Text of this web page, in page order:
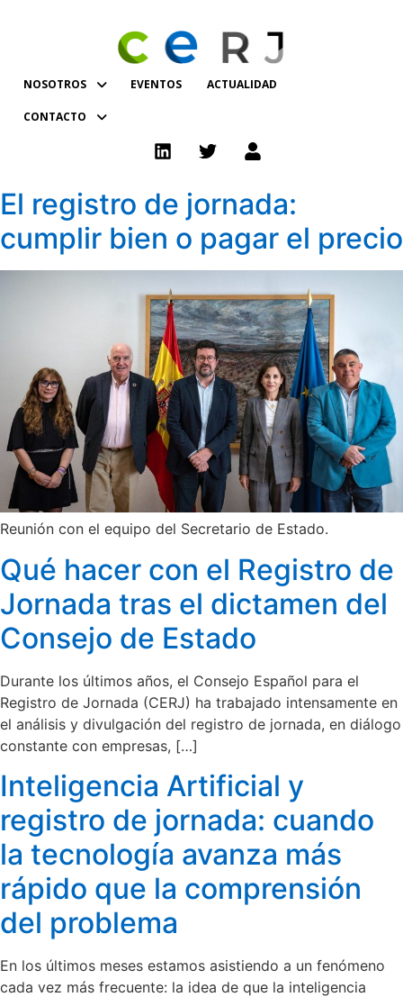
NOSOTROS EVENTOS ACTUALIDAD
CONTACTO
El registro de jornada:
cumplir bien o pagar el precio
Reunión con el equipo del Secretario de Estado.
Qué hacer con el Registro de
Jornada tras el dictamen del
Consejo de Estado
Durante los últimos años, el Consejo Español para el
Registro de Jornada (CERJ) ha trabajado intensamente en
el análisis y divulgación del registro de jornada, en diálogo
constante con empresas, […]
Inteligencia Artificial y
registro de jornada: cuando
la tecnología avanza más
rápido que la comprensión
del problema
En los últimos meses estamos asistiendo a un fenómeno
cada vez más frecuente: la idea de que la inteligencia